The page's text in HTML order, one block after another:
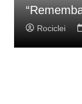
Rociclei